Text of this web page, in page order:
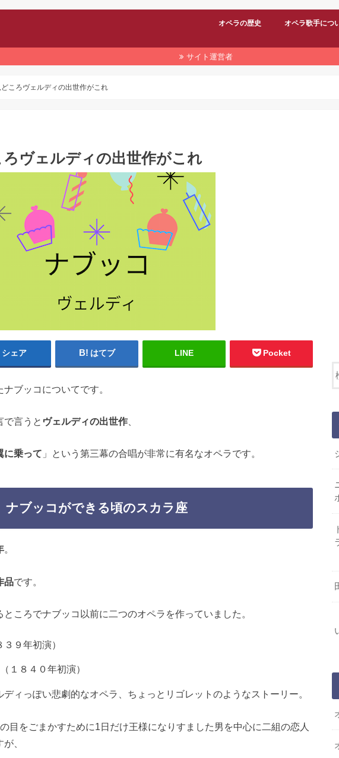
オペラの歴史 オペラ歌手につ
サイト運営者
ころヴェルディの出世作がこれ
ヴェルディの出世作がこれ
シェア はてブ LINE Pocket
ブッコについてです。
で言うと ヴェルディの出世作
に乗って 」という第三幕の合唱が非常に有名なオペラです。
ナブッコができる頃のスカラ座
。
品です。
ころでナブッコ以前に二つのオペラを作っていました。
９年初演）
１８４０年初演）
ィっぽい悲劇的なオペラ、ちょっとリゴレットのようなストーリー。
目をごまかすために1日だけ王様になりすました男を中心に二組の恋人
、